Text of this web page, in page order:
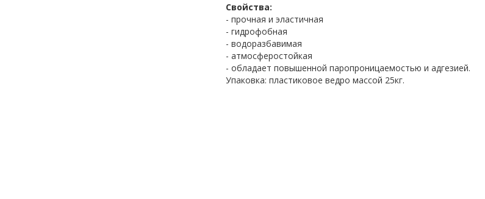
Свойства:
- прочная и эластичная
- гидрофобная
- водоразбавимая
- атмосферостойкая
- обладает повышенной паропроницаемостью и адгезией.
Упаковка: пластиковое ведро массой 25кг.